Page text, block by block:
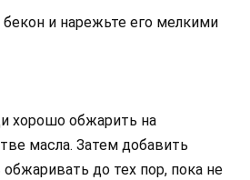
и нарежьте его мелкими
хорошо обжарить на
масла. Затем добавить
до тех пор, пока не